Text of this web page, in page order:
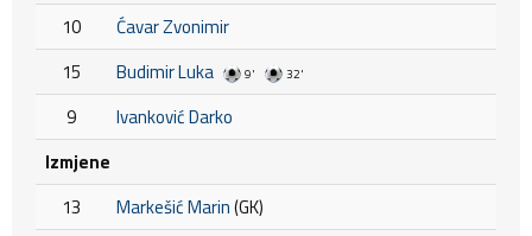
10
Ćavar Zvonimir
15
Budimir Luka 9' 32'
9
Ivanković Darko
Izmjene
13
Markešić Marin(GK)